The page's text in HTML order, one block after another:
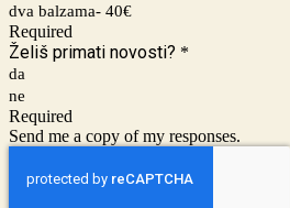
dva balzama- 40€
Required
Želiš primati novosti? *
da
ne
Required
Send me a copy of my responses.